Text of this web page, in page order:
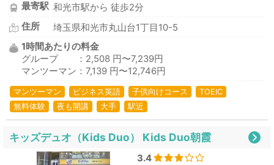
最寄駅 和光市駅から 徒歩2分
住所
埼玉県和光市丸山台1丁目10-5
1時間あたりの料金
グループ ：2,508 円〜7,239円
マンツーマン：7,139 円〜12,746円
マンツーマン ビジネス英語 子供向けコース
TOEIC
無料体験
夜も開講 大手 駅近
キッズデュオ（Kids Duo） Kids Duo朝霞
3.4